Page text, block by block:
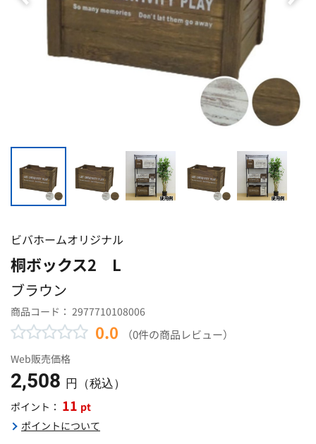
ビバホームオリジナル
桐ボックス2 L
ブラウン
商品コード： 2977710108006
0.0 （0件の商品レビュー）
Web販売価格
2,508 円（税込）
ポイント： 11 pt
ポイントについて